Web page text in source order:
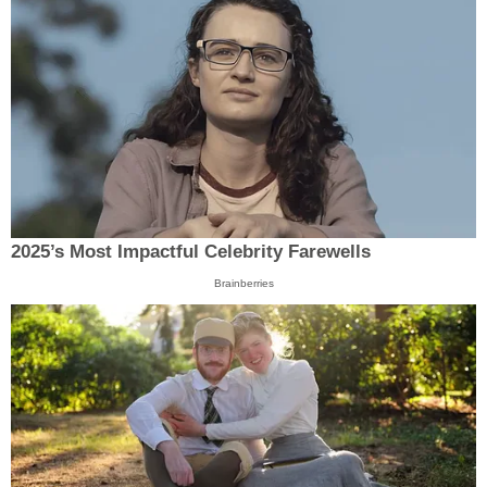
2025’s Most Impactful Celebrity Farewells
Brainberries